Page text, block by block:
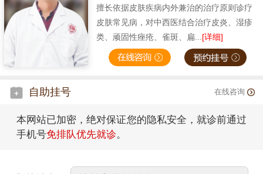
擅长依据皮肤疾病内外兼治的治疗原则诊疗
皮肤常见病，对中西医结合治疗皮炎、湿疹
类、顽固性痤疮、雀斑、扁...[详细]
自助挂号 在线咨询
本网站已加密，绝对保证您的隐私安全，就诊前通过
手机号免排队优先就诊。